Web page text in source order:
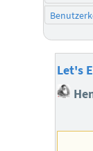
Let's